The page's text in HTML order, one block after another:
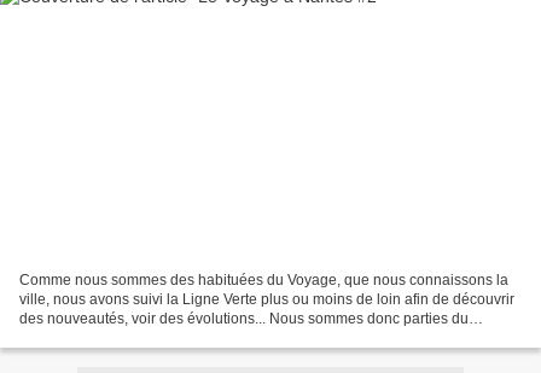
Comme nous sommes des habituées du Voyage, que nous connaissons la
ville, nous avons suivi la Ligne Verte plus ou moins de loin afin de découvrir
des nouveautés, voir des évolutions... Nous sommes donc parties du